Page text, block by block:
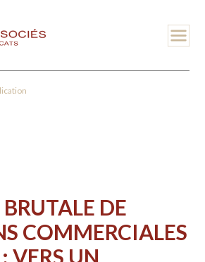
DE
COMMERCIALES
VERS UN